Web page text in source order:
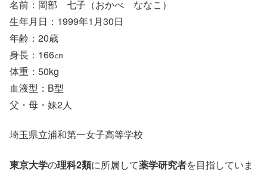
名前：岡部 七子（おかべ ななこ）
生年月日：1999年1月30日
年齢：20歳
身長：166㎝
体重：50kg
血液型：B型
父・母・妹2人
埼玉県立浦和第一女子高等学校
東京大学の理科2類に所属して薬学研究者を目指していま